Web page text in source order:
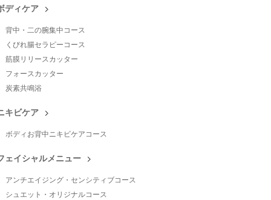
ディケア
背中・二の腕集中コース
くびれ腸セラピーコース
筋膜リリースカッター
フォースカッター
炭素共鳴浴
キビケア
ボディお背中ニキビケアコース
ェイシャルメニュー
アンチエイジング・センシティブコース
シュエット・オリジナルコース